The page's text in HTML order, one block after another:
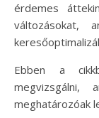
érdemes
változásokat,
Ebben a
megvizsgálni,
meghatározóak